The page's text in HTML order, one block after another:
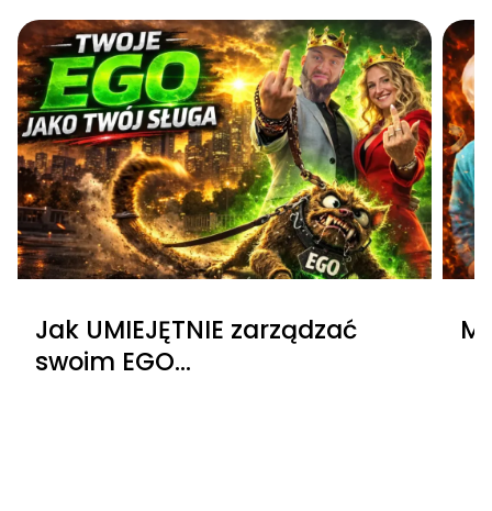
Jak UMIEJĘTNIE zarządzać
swoim EGO…